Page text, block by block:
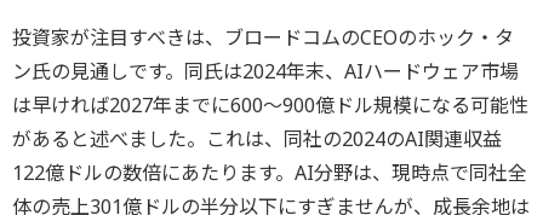
投資家が注目すべきは、ブロードコムのCEOのホック・タ
ン氏の見通しです。同氏は2024年末、AIハードウェア市場
は早ければ2027年までに600～900億ドル規模になる可能性
があると述べました。これは、同社の2024のAI関連収益
122億ドルの数倍にあたります。AI分野は、現時点で同社全
体の売上301億ドルの半分以下にすぎませんが、成長余地は